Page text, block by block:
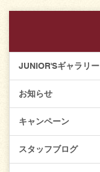
JUNIOR'Sギャラリー
お知らせ
キャンペーン
スタッフブログ